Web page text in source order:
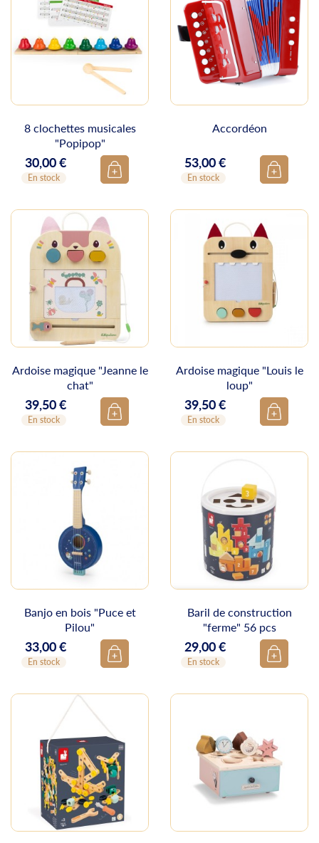
8 clochettes musicales
"Popipop"
Prix
30,00 €
En stock
Accordéon
Prix
53,00 €
En stock
Ardoise magique "Jeanne le
chat"
Prix
39,50 €
En stock
Ardoise magique "Louis le
loup"
Prix
39,50 €
En stock
Banjo en bois "Puce et
Pilou"
Prix
33,00 €
En stock
Baril de construction
"ferme" 56 pcs
Prix
29,00 €
En stock